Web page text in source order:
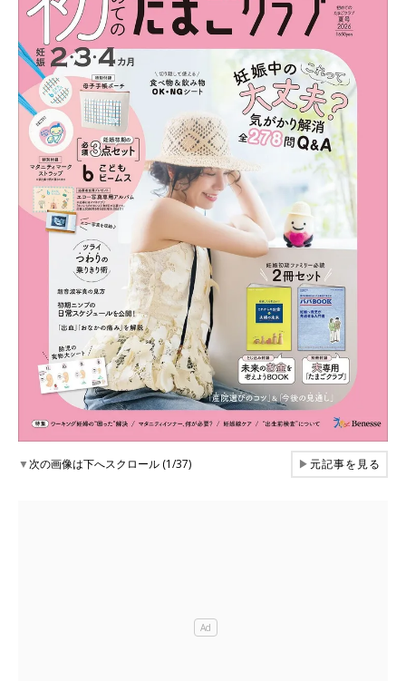
▼次の画像は下へスクロール (1/37) ▶元記事を見る